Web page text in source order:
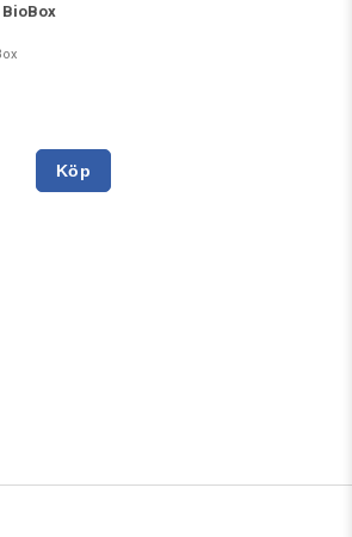
Köp